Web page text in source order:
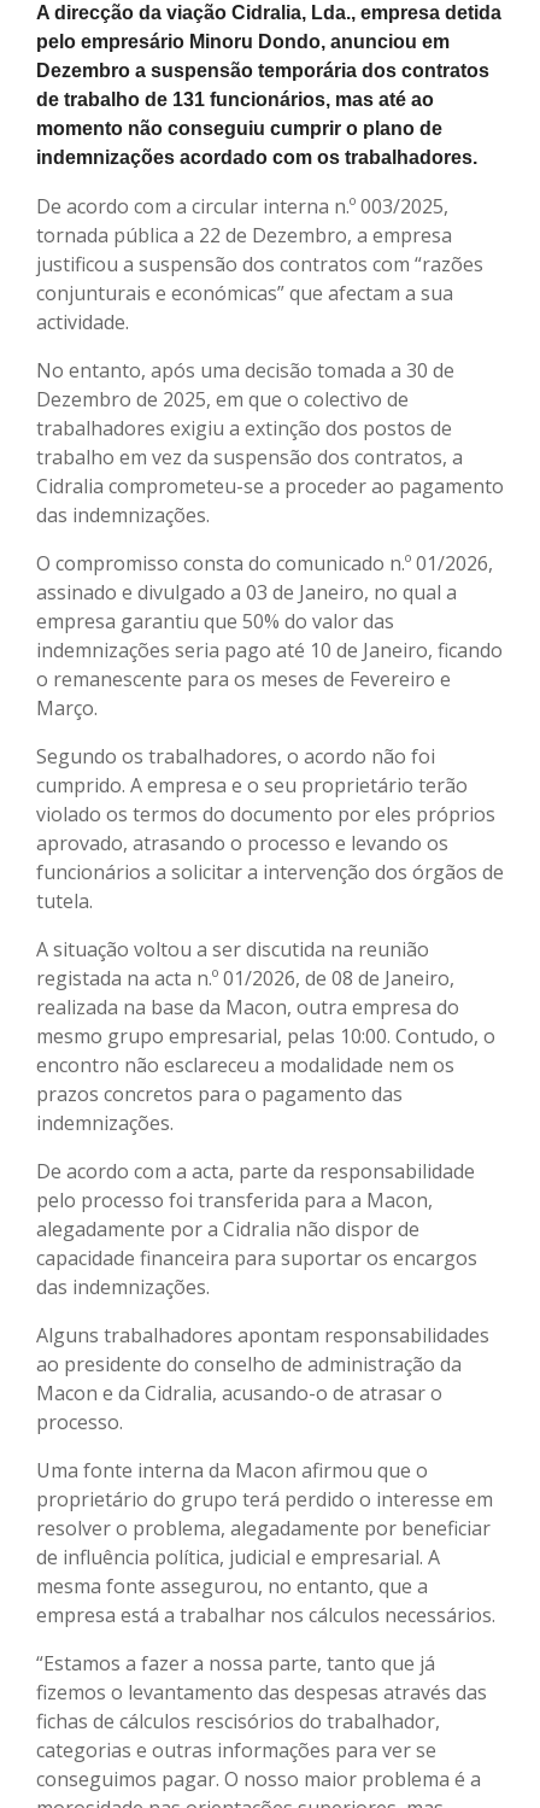
A direcção da viação Cidralia, Lda., empresa detida
pelo empresário Minoru Dondo, anunciou em
Dezembro a suspensão temporária dos contratos
de trabalho de 131 funcionários, mas até ao
momento não conseguiu cumprir o plano de
indemnizações acordado com os trabalhadores.
De acordo com a circular interna n.º 003/2025,
tornada pública a 22 de Dezembro, a empresa
justificou a suspensão dos contratos com “razões
conjunturais e económicas” que afectam a sua
actividade.
No entanto, após uma decisão tomada a 30 de
Dezembro de 2025, em que o colectivo de
trabalhadores exigiu a extinção dos postos de
trabalho em vez da suspensão dos contratos, a
Cidralia comprometeu-se a proceder ao pagamento
das indemnizações.
O compromisso consta do comunicado n.º 01/2026,
assinado e divulgado a 03 de Janeiro, no qual a
empresa garantiu que 50% do valor das
indemnizações seria pago até 10 de Janeiro, ficando
o remanescente para os meses de Fevereiro e
Março.
Segundo os trabalhadores, o acordo não foi
cumprido. A empresa e o seu proprietário terão
violado os termos do documento por eles próprios
aprovado, atrasando o processo e levando os
funcionários a solicitar a intervenção dos órgãos de
tutela.
A situação voltou a ser discutida na reunião
registada na acta n.º 01/2026, de 08 de Janeiro,
realizada na base da Macon, outra empresa do
mesmo grupo empresarial, pelas 10:00. Contudo, o
encontro não esclareceu a modalidade nem os
prazos concretos para o pagamento das
indemnizações.
De acordo com a acta, parte da responsabilidade
pelo processo foi transferida para a Macon,
alegadamente por a Cidralia não dispor de
capacidade financeira para suportar os encargos
das indemnizações.
Alguns trabalhadores apontam responsabilidades
ao presidente do conselho de administração da
Macon e da Cidralia, acusando-o de atrasar o
processo.
Uma fonte interna da Macon afirmou que o
proprietário do grupo terá perdido o interesse em
resolver o problema, alegadamente por beneficiar
de influência política, judicial e empresarial. A
mesma fonte assegurou, no entanto, que a
empresa está a trabalhar nos cálculos necessários.
“Estamos a fazer a nossa parte, tanto que já
fizemos o levantamento das despesas através das
fichas de cálculos rescisórios do trabalhador,
categorias e outras informações para ver se
conseguimos pagar. O nosso maior problema é a